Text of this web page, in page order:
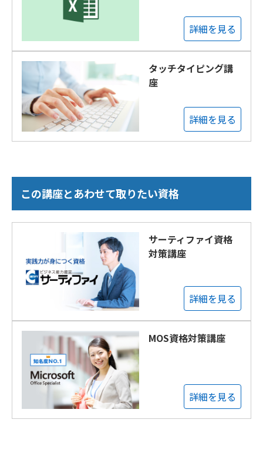
詳細を見る
タッチタイピング講
座
詳細を見る
この講座とあわせて取りたい資格
サーティファイ資格
対策講座
詳細を見る
MOS資格対策講座
詳細を見る